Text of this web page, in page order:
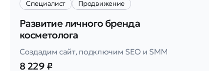
Специалист Продвижение
Развитие личного бренда
косметолога
Создадим сайт, подключим SEO и SMM
8 229 ₽